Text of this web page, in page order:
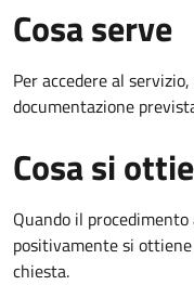
Cosa serve
Per accedere al
documentazione
Cosa si
Quando il
positivamente si
chiesta.